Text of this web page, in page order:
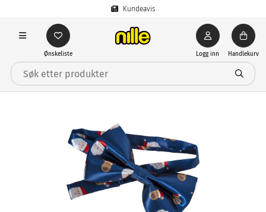
Kundeavis
Ønskeliste Logg inn Handlekurv